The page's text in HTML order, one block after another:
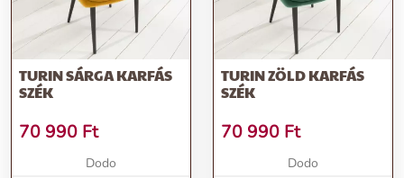
TURIN SÁRGA KARFÁS
SZÉK
70 990 Ft
Dodo
TURIN ZÖLD KARFÁS
SZÉK
70 990 Ft
Dodo